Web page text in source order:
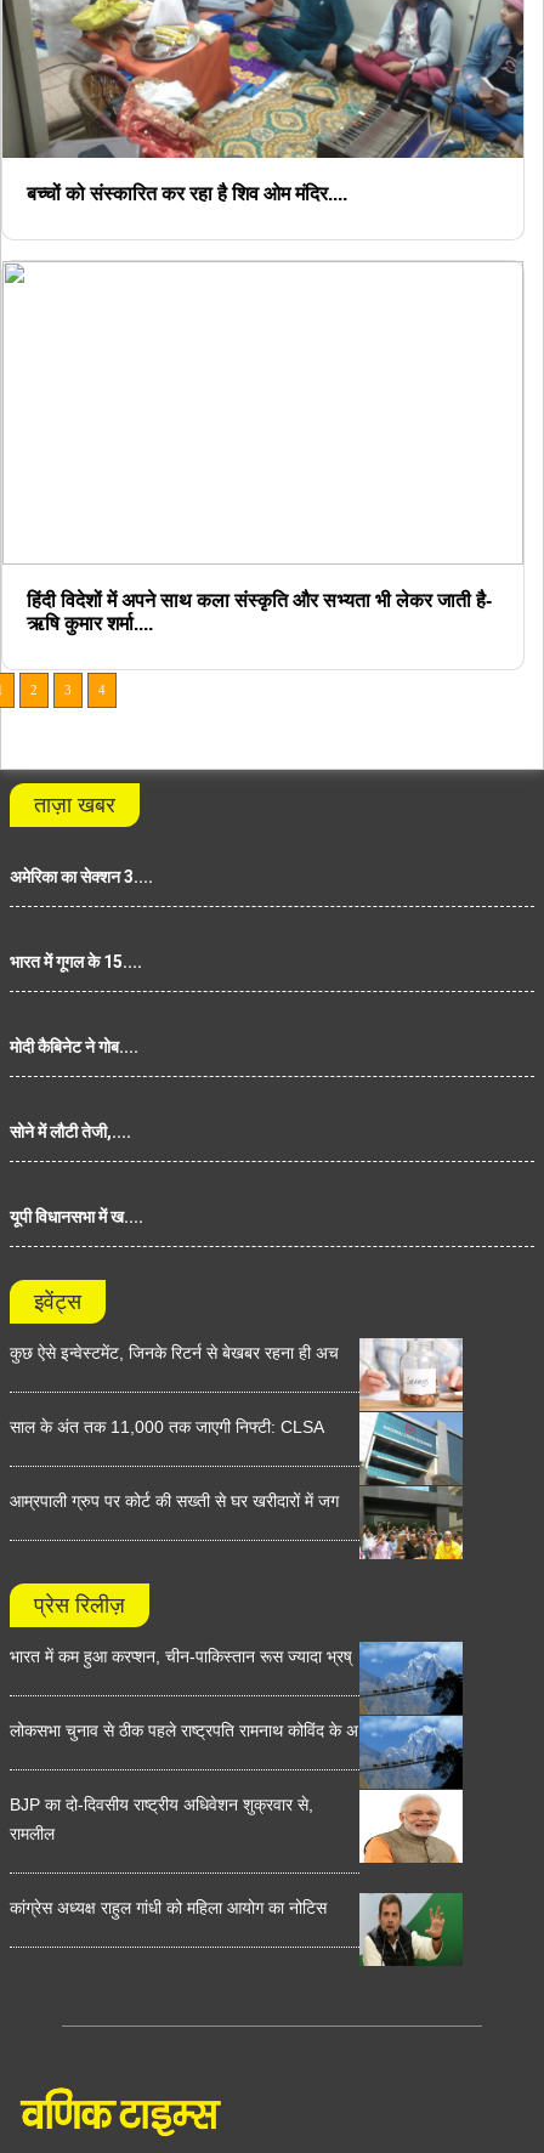
बच्चों को संस्कारित कर रहा है शिव ओम मंदिर....
हिंदी विदेशों में अपने साथ कला संस्कृति और सभ्यता भी लेकर जाती है-
ऋषि कुमार शर्मा....
2 3 4
ताज़ा खबर
अमेरिका का सेक्शन 3....
भारत में गूगल के 15....
मोदी कैबिनेट ने गोब....
सोने में लौटी तेजी,....
यूपी विधानसभा में ख....
इवेंट्स
कुछ ऐसे इन्वेस्टमेंट, जिनके रिटर्न से बेखबर रहना ही अच
साल के अंत तक 11,000 तक जाएगी निफ्टी: CLSA
आम्रपाली ग्रुप पर कोर्ट की सख्ती से घर खरीदारों में जग
प्रेस रिलीज़
भारत में कम हुआ करप्शन, चीन-पाकिस्तान रूस ज्यादा भ्रष्
लोकसभा चुनाव से ठीक पहले राष्ट्रपति रामनाथ कोविंद के अ
BJP का दो-दिवसीय राष्ट्रीय अधिवेशन शुक्रवार से,
रामलील
कांग्रेस अध्यक्ष राहुल गांधी को महिला आयोग का नोटिस